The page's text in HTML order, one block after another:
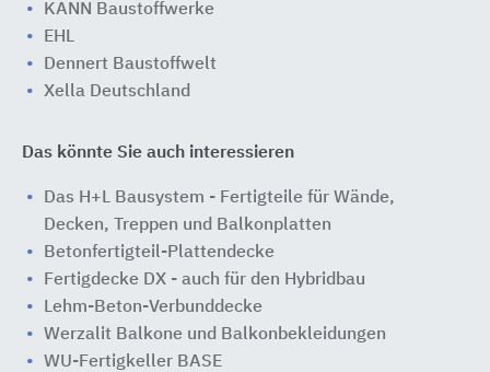
KANN Baustoffwerke
EHL
Dennert Baustoffwelt
Xella Deutschland
Das könnte Sie auch interessieren
Das H+L Bausystem - Fertigteile für Wände,
Decken, Treppen und Balkonplatten
Betonfertigteil-Plattendecke
Fertigdecke DX - auch für den Hybridbau
Lehm-Beton-Verbunddecke
Werzalit Balkone und Balkonbekleidungen
WU-Fertigkeller BASE